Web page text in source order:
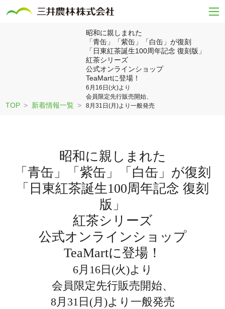
TOP 新着情報一覧
昭和に親しまれた
「青缶」「紫缶」「白缶」が復刻
「日東紅茶誕生100周年記念 復刻版」
紅茶シリーズ
公式オンラインショップ
TeaMartに登場！
6月16日(火)より
会員限定先行販売開始、
8月31日(月)より一般発売
昭和に親しまれた
「青缶」「紫缶」「白缶」が復刻
「日東紅茶誕生100周年記念 復刻
版」
紅茶シリーズ
公式オンラインショップ
TeaMartに登場！
6月16日(火)より
会員限定先行販売開始、
8月31日(月)より一般発売